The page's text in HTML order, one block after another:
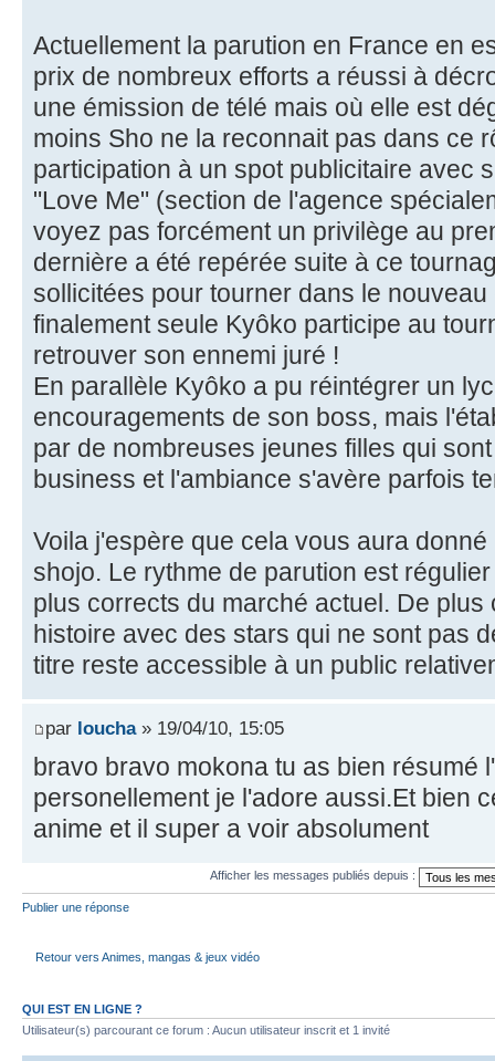
Actuellement la parution en France en
prix de nombreux efforts a réussi à
une émission de télé mais où elle est
moins Sho ne la reconnait pas dans ce
participation à un spot publicitaire avec
"Love Me" (section de l'agence
voyez pas forcément un privilège au
dernière a été repérée suite à ce
sollicitées pour tourner dans le nouveau
finalement seule Kyôko participe au
retrouver son ennemi juré !
En parallèle Kyôko a pu réintégrer un
encouragements de son boss, mais
par de nombreuses jeunes filles qui
business et l'ambiance s'avère parfois
Voila j'espère que cela vous aura
shojo. Le rythme de parution est
plus corrects du marché actuel. De plus
histoire avec des stars qui ne sont pas
titre reste accessible à un public
par loucha» 19/04/10, 15:05
bravo bravo mokona tu as bien résumé
personellement je l'adore aussi.Et bien
anime et il super a voir absolument
Afficher les messages publiés depuis :
Publier une réponse
Retour vers Animes, mangas & jeux vidéo
QUI EST EN LIGNE ?
Utilisateur(s) parcourant ce forum : Aucun utilisateur inscrit et 1 invité